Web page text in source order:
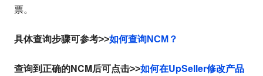
票。
具体查询步骤可参考>>如何查询NCM？
查询到正确的NCM后可点击>>如何在UpSeller修改产品